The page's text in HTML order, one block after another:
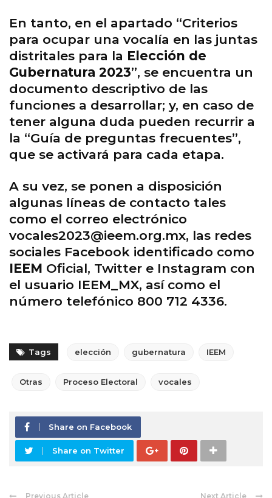
En tanto, en el apartado “Criterios
para ocupar una vocalía en las juntas
distritales para la Elección de
Gubernatura 2023”, se encuentra un
documento descriptivo de las
funciones a desarrollar; y, en caso de
tener alguna duda pueden recurrir a
la “Guía de preguntas frecuentes”,
que se activará para cada etapa.
A su vez, se ponen a disposición
algunas líneas de contacto tales
como el correo electrónico
vocales2023@ieem.org.mx, las redes
sociales Facebook identificado como
IEEM Oficial, Twitter e Instagram con
el usuario IEEM_MX, así como el
número telefónico 800 712 4336.
Tags elección gubernatura IEEM
Otras Proceso Electoral vocales
Share on Facebook
Share on Twitter
Previous Article Next Article